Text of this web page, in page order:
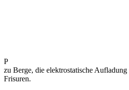
P
zu Berge, die elektrostatische
Frisuren.